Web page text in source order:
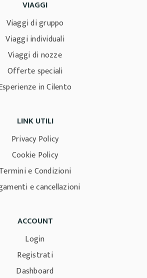
VIAGGI
Viaggi di gruppo
Viaggi individuali
Viaggi di nozze
Offerte speciali
in Cilento
LINK UTILI
Privacy Policy
Cookie Policy
Termini e Condizioni
e cancellazioni
ACCOUNT
Login
Registrati
Dashboard